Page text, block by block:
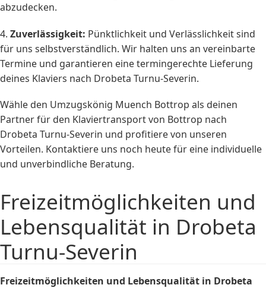
abzudecken.
4. Zuverlässigkeit: Pünktlichkeit und Verlässlichkeit sind
für uns selbstverständlich. Wir halten uns an vereinbarte
Termine und garantieren eine termingerechte Lieferung
deines Klaviers nach Drobeta Turnu-Severin.
Wähle den Umzugskönig Muench Bottrop als deinen
Partner für den Klaviertransport von Bottrop nach
Drobeta Turnu-Severin und profitiere von unseren
Vorteilen. Kontaktiere uns noch heute für eine individuelle
und unverbindliche Beratung.
Freizeitmöglichkeiten und
Lebensqualität in Drobeta
Turnu-Severin
Freizeitmöglichkeiten und Lebensqualität in Drobeta